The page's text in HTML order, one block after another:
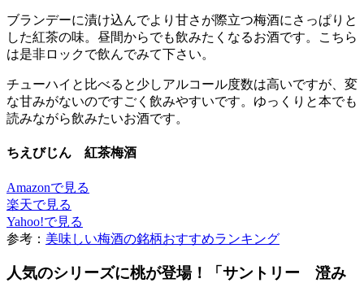
ブランデーに漬け込んでより甘さが際立つ梅酒にさっぱりと
した紅茶の味。昼間からでも飲みたくなるお酒です。こちら
は是非ロックで飲んでみて下さい。
チューハイと比べると少しアルコール度数は高いですが、変
な甘みがないのですごく飲みやすいです。ゆっくりと本でも
読みながら飲みたいお酒です。
ちえびじん 紅茶梅酒
Amazonで見る
楽天で見る
Yahoo!で見る
参考： 美味しい梅酒の銘柄おすすめランキング
人気のシリーズに桃が登場！「サントリー 澄み